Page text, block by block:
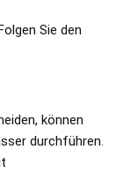
Sie den
können
durchführen.